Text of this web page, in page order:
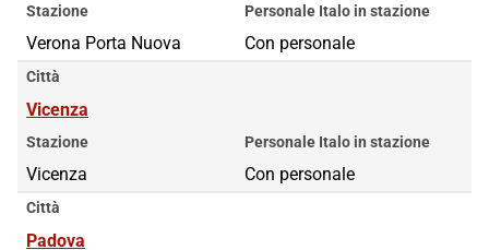
Stazione
Verona Porta Nuova
Personale Italo in stazione
Con personale
Città
Vicenza
Stazione
Vicenza
Personale Italo in stazione
Con personale
Città
Padova